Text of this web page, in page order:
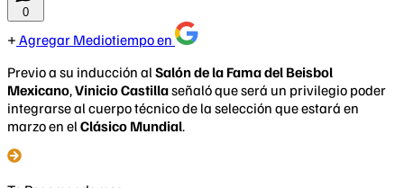
0
Agregar Mediotiempo en
Previo a su inducción al Salón de la Fama del Beisbol
Mexicano,Vinicio Castillaseñaló que será un privilegio poder
integrarse al cuerpo técnico de la selección que estará en
marzo en el Clásico Mundial.